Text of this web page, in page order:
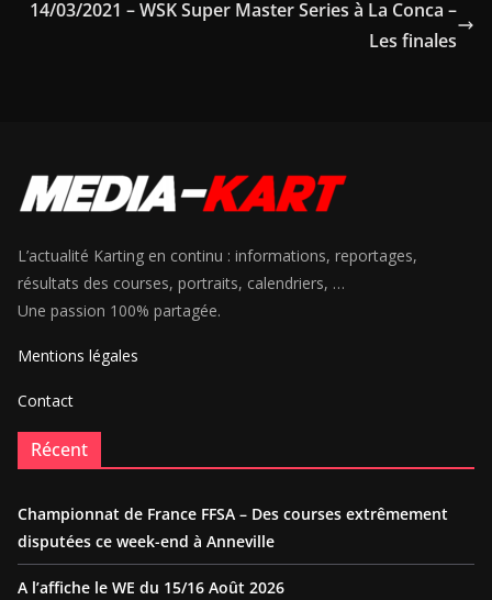
14/03/2021 – WSK Super Master Series à La Conca –
Les finales
L’actualité Karting en continu : informations, reportages,
résultats des courses, portraits, calendriers, …
Une passion 100% partagée.
Mentions légales
Contact
Récent
Championnat de France FFSA – Des courses extrêmement
disputées ce week-end à Anneville
A l’affiche le WE du 15/16 Août 2026